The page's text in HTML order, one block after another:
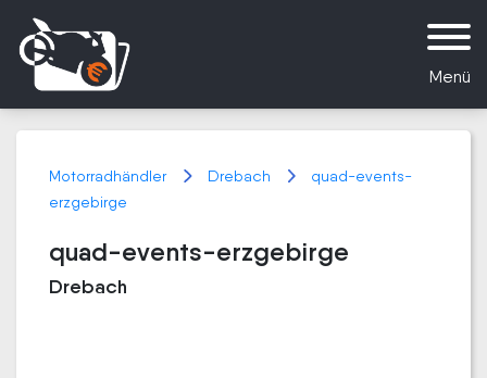
Menü
Motorradhändler Drebach
quad-events-
erzgebirge
quad-events-erzgebirge
Drebach